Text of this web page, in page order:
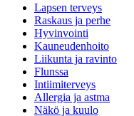
Lapsen terveys
Raskaus ja perhe
Hyvinvointi
Kauneudenhoito
Liikunta ja ravinto
Flunssa
Intiimiterveys
Allergia ja astma
Näkö ja kuulo